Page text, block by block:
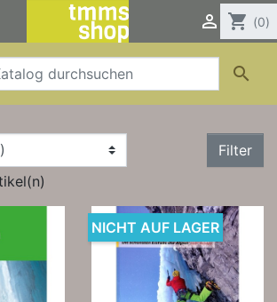
 shopping_cart (0)

Filter
NICHT AUF LAGER